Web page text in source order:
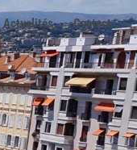
Actualités Contact